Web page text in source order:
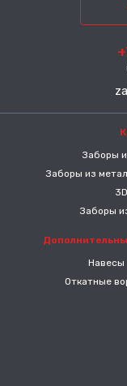
Заборы
Заборы из
Заборы
Навесы
Откатные